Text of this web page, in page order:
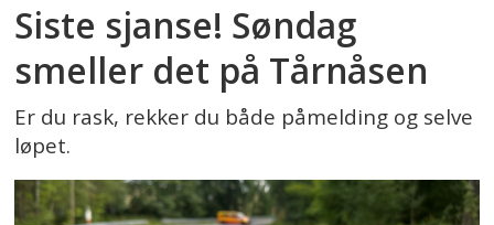
Siste sjanse! Søndag
smeller det på Tårnåsen
Er du rask, rekker du både påmelding og selve
løpet.